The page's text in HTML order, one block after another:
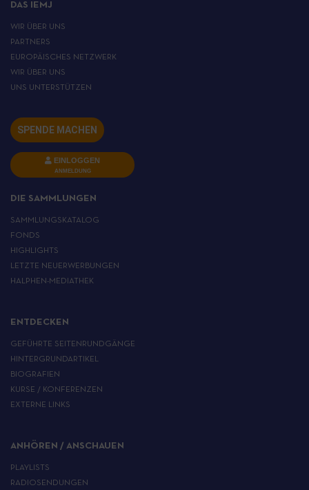
DAS IEMJ
WIR ÜBER UNS
PARTNERS
EUROPÄISCHES NETZWERK
WIR ÜBER UNS
UNS UNTERSTÜTZEN
SPENDE MACHEN
EINLOGGEN
ANMELDUNG
DIE SAMMLUNGEN
SAMMLUNGSKATALOG
FONDS
HIGHLIGHTS
LETZTE NEUERWERBUNGEN
HALPHEN-MEDIATHEK
ENTDECKEN
GEFÜHRTE SEITENRUNDGÄNGE
HINTERGRUNDARTIKEL
BIOGRAFIEN
KURSE / KONFERENZEN
EXTERNE LINKS
ANHÖREN / ANSCHAUEN
PLAYLISTS
RADIOSENDUNGEN